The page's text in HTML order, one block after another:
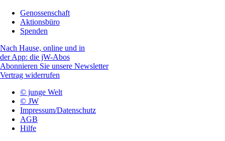
Genossenschaft
Aktionsbüro
Spenden
Nach Hause, online und in
der App: die jW-Abos
Abonnieren Sie unsere Newsletter
Vertrag widerrufen
© junge Welt
© JW
Impressum/Datenschutz
AGB
Hilfe